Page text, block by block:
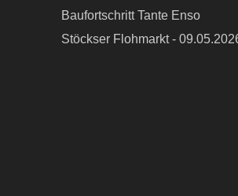
Baufortschritt Tante Enso
Stöckser Flohmarkt -